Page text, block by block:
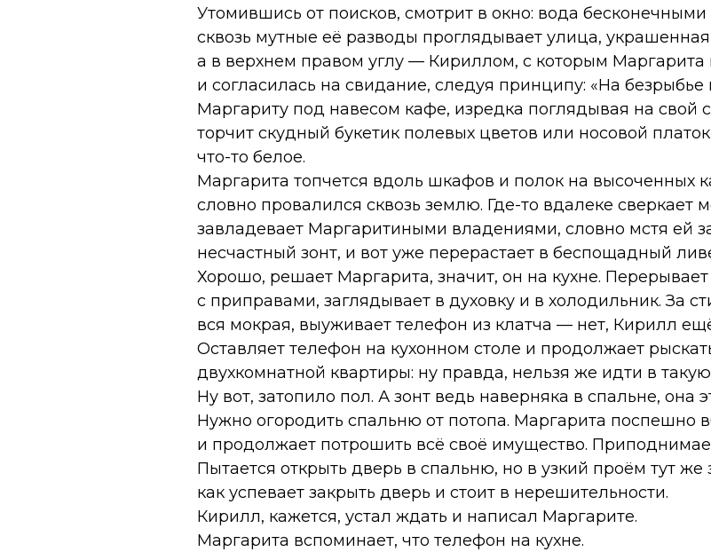
Утомившись от поисков, смотрит в окно: вода бесконечными
сквозь мутные её разводы проглядывает улица,
а в верхнем правом углу — Кириллом, с которым Маргарита
и согласилась на свидание, следуя принципу: «На
Маргариту под навесом кафе, изредка поглядывая на свой
торчит скудный букетик полевых цветов или носовой
что-то белое.
Маргарита топчется вдоль шкафов и полок на высоченных
словно провалился сквозь землю. Где-то вдалеке сверкает
завладевает Маргаритиными владениями, словно мстя ей
несчастный зонт, и вот уже перерастает в беспощадный
Хорошо, решает Маргарита, значит, он на кухне.
с приправами, заглядывает в духовку и в холодильник. За
вся мокрая, выуживает телефон из клатча — нет, Кирилл
Оставляет телефон на кухонном столе и продолжает
двухкомнатной квартиры: ну правда, нельзя же идти в такую
Ну вот, затопило пол. А зонт ведь наверняка в спальне, она
Нужно огородить спальню от потопа. Маргарита поспешно
и продолжает потрошить всё своё имущество.
Пытается открыть дверь в спальню, но в узкий проём тут
как успевает закрыть дверь и стоит в нерешительности.
Кирилл, кажется, устал ждать и написал Маргарите.
Маргарита вспоминает, что телефон на кухне.